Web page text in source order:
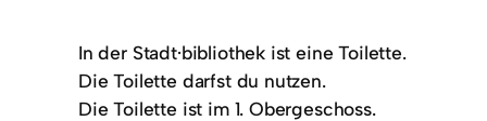
In der Stadt·bibliothek ist eine Toilette.
Die Toilette darfst du nutzen.
Die Toilette ist im 1. Obergeschoss.